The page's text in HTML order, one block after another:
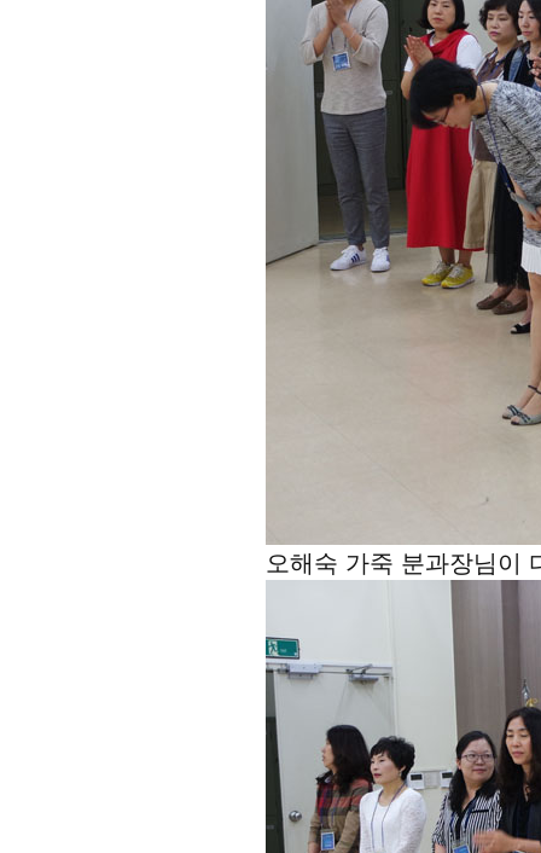
오해숙 가죽 분과장님이